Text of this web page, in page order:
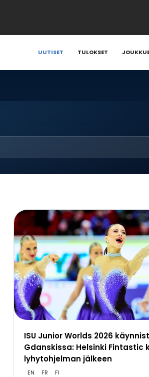
UUTISET TULOKSET
ISU Junior Worlds 2026
Gdanskissa: Helsinki Fintastic
lyhytohjelman jälkeen
EN FR FI